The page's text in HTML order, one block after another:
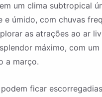
um clima subtropical
úmido, com chuvas
as atrações ao ar
máximo, com
a março.
ficar